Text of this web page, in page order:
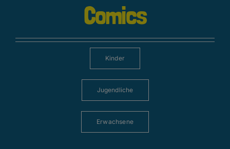
Comics
Kinder
Jugendliche
Erwachsene